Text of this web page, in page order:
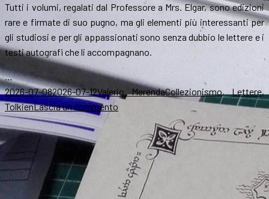
Tutti i volumi, regalati dal Professore a Mrs. Elgar, sono edizioni
rare e firmate di suo pugno, ma gli elementi più interessanti per
gli studiosi e per gli appassionati sono senza dubbio le lettere e i
testi autografi che li accompagnano.
…
Scritto
il
2026-07-082026-07-12Autore
Valerio MerendaCategorie
Collezionismo,Lettere,
TolkienLascia un commento
corrispondenza
Tolkien
e
Eileen